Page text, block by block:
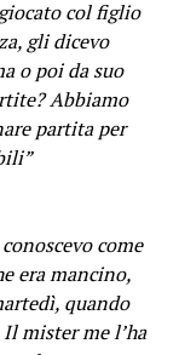
col figlio
gli dicevo
o poi da suo
Abbiamo
partita per
come
era mancino,
quando
mister me l’ha